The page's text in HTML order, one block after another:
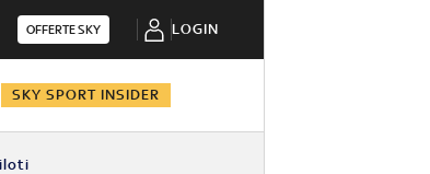
OFFERTE SKY LOGIN
SKY SPORT INSIDER